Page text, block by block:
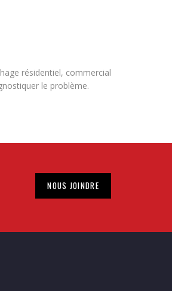
résidentiel, commercial
le problème.
NOUS JOINDRE